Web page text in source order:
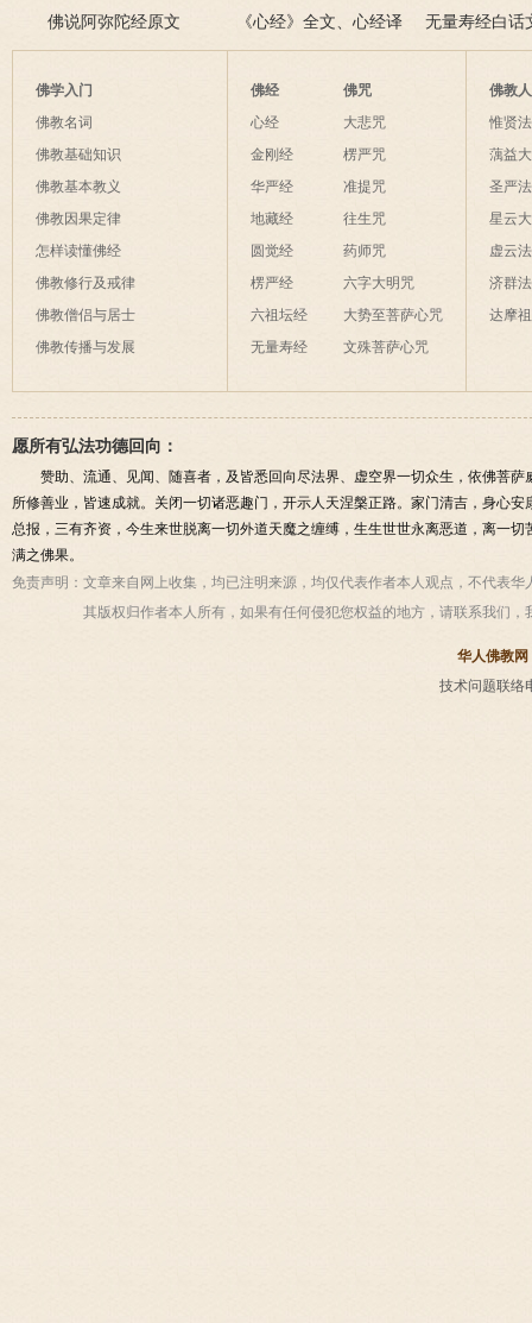
经有什么作用
佛说阿弥陀经原文
《心经》全文、心经译
文解释
无量寿经白话
佛学入门
佛教名词
佛教基础知识
佛教基本教义
佛教因果定律
怎样读懂佛经
佛教修行及戒律
佛教僧侣与居士
佛教传播与发展
佛经
心经
金刚经
华严经
地藏经
圆觉经
楞严经
六祖坛经
无量寿经
佛咒
大悲咒
楞严咒
准提咒
往生咒
药师咒
六字大明咒
大势至菩萨心咒
文殊菩萨心咒
佛教
惟贤
蕅益
圣严
星云
虚云
济群
达摩
愿所有弘法功德回向：
赞助、流通、见闻、随喜者，及皆悉回向尽法界、虚空界一切众生，依佛菩
所修善业，皆速成就。关闭一切诸恶趣门，开示人天涅槃正路。家门清吉，身心
总报，三有齐资，今生来世脱离一切外道天魔之缠缚，生生世世永离恶道，离一
满之佛果。
免责声明： 文章来自网上收集，均已注明来源，均仅代表作者本人观点，不代表
其版权归作者本人所有，如果有任何侵犯您权益的地方，请联系我们，
华人佛教网
技术问题联络